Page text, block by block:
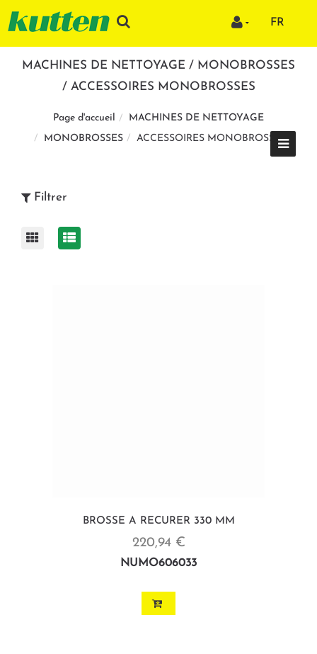
FR
MACHINES DE NETTOYAGE / MONOBROSSES
/ ACCESSOIRES MONOBROSSES
Page d'accueil
MACHINES DE NETTOYAGE
MONOBROSSES
ACCESSOIRES MONOBROSSES
Filtrer
BROSSE A RECURER 330 MM
220,94 €
NUMO606033